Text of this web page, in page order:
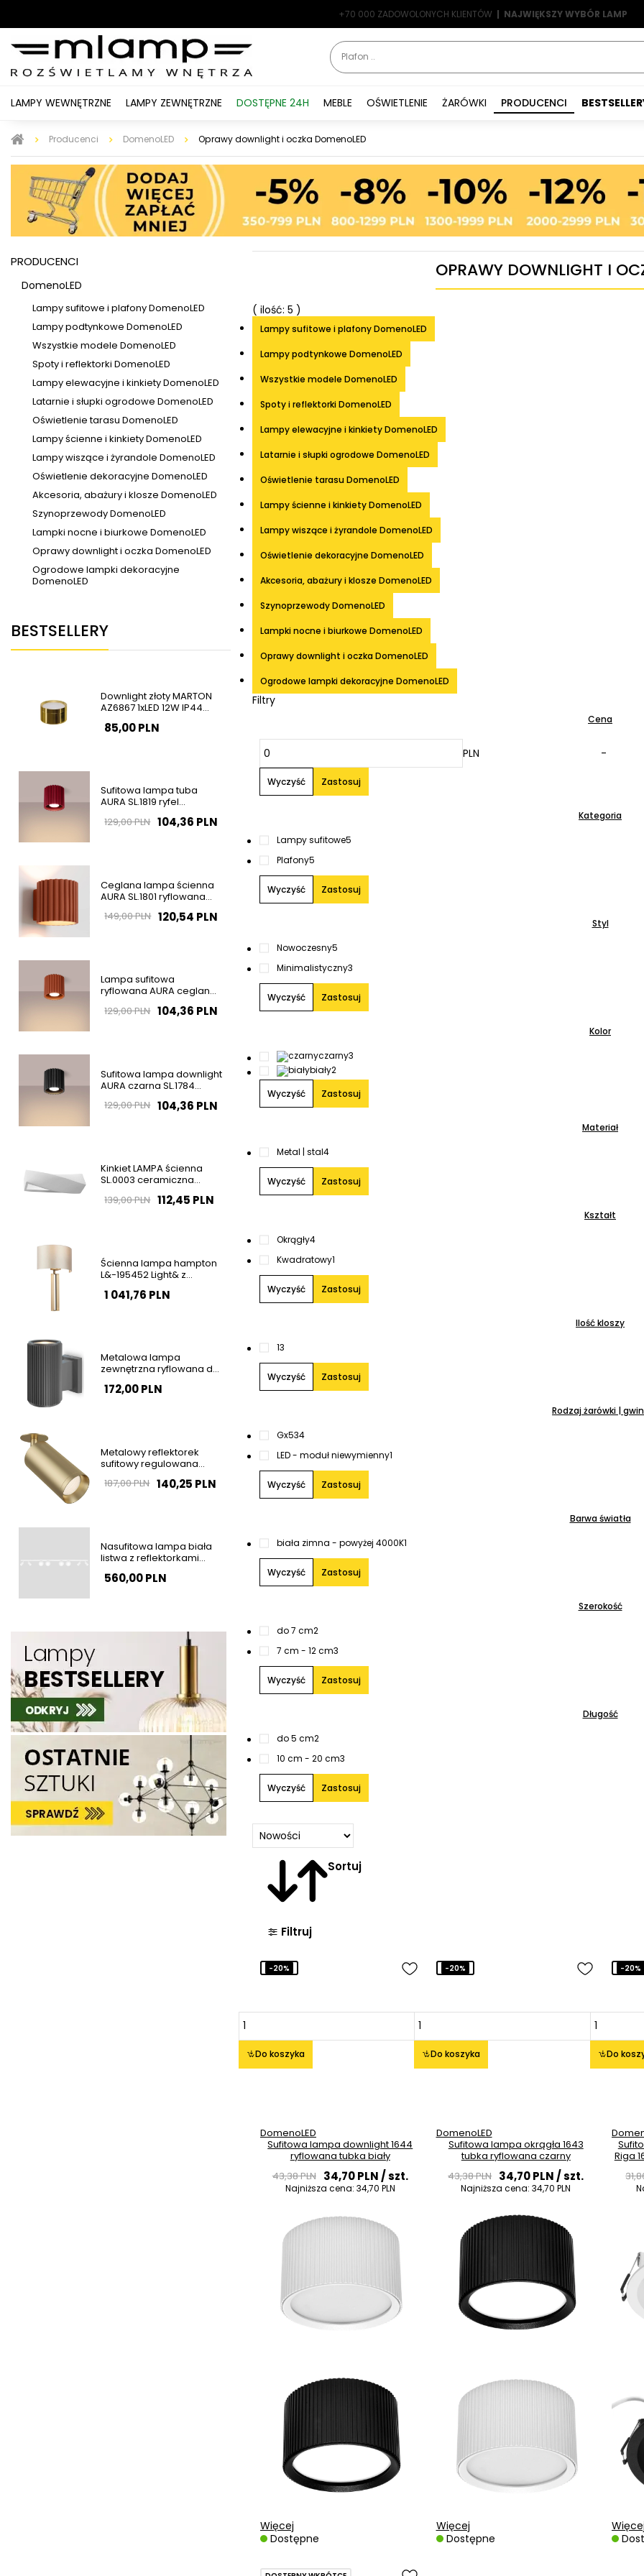
-7% LATO7| NAJWIĘKSZY WYBÓR LAMP
DOSTAWA OD 0 ZŁ*|RABATY W KOSZYKU|ZWROTY DO 14 DNI
LAMPY WEWNĘTRZNE LAMPY ZEWNĘTRZNE DOSTĘPNE 24H MEBLE OŚWIETLENIE ŻARÓWKI PRODUCENCI
Producenci DomenoLED Oprawy downlight i oczka DomenoLED
PRODUCENCI
DomenoLED
Lampy sufitowe i plafony DomenoLED
Lampy podtynkowe DomenoLED
Wszystkie modele DomenoLED
Spoty i reflektorki DomenoLED
Lampy elewacyjne i kinkiety DomenoLED
Latarnie i słupki ogrodowe DomenoLED
Oświetlenie tarasu DomenoLED
Lampy ścienne i kinkiety DomenoLED
Lampy wiszące i żyrandole DomenoLED
Oświetlenie dekoracyjne DomenoLED
Akcesoria, abażury i klosze DomenoLED
Szynoprzewody DomenoLED
Lampki nocne i biurkowe DomenoLED
Oprawy downlight i oczka DomenoLED
Ogrodowe lampki dekoracyjne
DomenoLED
BESTSELLERY
Downlight złoty MARTON
AZ6867 1xLED 12W IP44
85,00 PLN
Sufitowa lampa tuba
AURA SL.1819 ryfel
104,36 PLN
129,00 PLN
Ceglana lampa ścienna
AURA SL.1801 ryflowana
120,54 PLN
149,00 PLN
Lampa sufitowa
ryflowana AURA ceglana
104,36 PLN
129,00 PLN
Sufitowa lampa downlight
AURA czarna SL.1784
104,36 PLN
129,00 PLN
Kinkiet LAMPA ścienna
SL.0003 ceramiczna
biała OUTLET112,45 PLN
139,00 PLN
Ścienna lampa hampton
L&-195452 Light& z
OUTLET
1 041,76 PLN
Metalowa lampa
zewnętrzna ryflowana do
OUTLET
172,00 PLN
Metalowy reflektorek
sufitowy regulowana
140,25 PLN
187,00 PLN
Nasufitowa lampa biała
listwa z reflektorkami
sypialni K-5498
560,00 PLN
OPRAWY DOWNLIGHT I
( ilość: 5 )
Lampy sufitowe i plafony DomenoLED
Lampy podtynkowe DomenoLED
Wszystkie modele DomenoLED
Spoty i reflektorki DomenoLED
Lampy elewacyjne i kinkiety DomenoLED
Latarnie i słupki ogrodowe DomenoLED
Oświetlenie tarasu DomenoLED
Lampy ścienne i kinkiety DomenoLED
Lampy wiszące i żyrandole DomenoLED
Oświetlenie dekoracyjne DomenoLED
Akcesoria, abażury i klosze DomenoLED
Szynoprzewody DomenoLED
Lampki nocne i biurkowe DomenoLED
Oprawy downlight i oczka DomenoLED
Ogrodowe lampki dekoracyjne DomenoLED
Filtry
Cena
PLN -
Wyczyść Zastosuj
Kategoria
Lampy sufitowe5
Plafony5
Wyczyść Zastosuj
Styl
Nowoczesny5
Minimalistyczny3
Wyczyść Zastosuj
Kolor
czarny3
biały2
Wyczyść
Zastosuj
Materiał
Metal | stal4
Wyczyść Zastosuj
Kształt
Okrągły4
Kwadratowy1
Wyczyść Zastosuj
Ilość kloszy
13
Wyczyść Zastosuj
Rodzaj żarówki |
Gx534
LED - moduł niewymienny1
Wyczyść Zastosuj
Barwa światła
biała zimna - powyżej 4000K1
Wyczyść Zastosuj
Szerokość
do 7 cm2
7 cm - 12 cm3
Wyczyść Zastosuj
Długość
do 5 cm2
10 cm - 20 cm3
Wyczyść Zastosuj
Sortuj
Filtruj
Do koszyka
-20%
DomenoLED
Sufitowa lampa downlight 1644
ryflowana tubka biały
43,38 PLN 34,70 PLN/ szt.
Najniższa cena: 34,70 PLN
Więcej
Dostępne
Do koszyka
-20%
DomenoLED
Sufitowa lampa okrągła 1643
tubka ryflowana czarny
43,38 PLN 34,70 PLN/ szt.
Najniższa cena:34,70 PLN
Więcej
Dostępne
Do
-20%
Riga